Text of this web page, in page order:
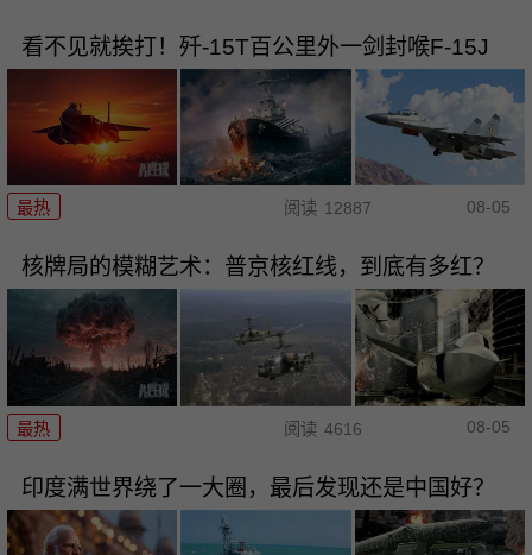
看不见就挨打！歼-15T百公里外一剑封喉F-15J
最热 阅读 12887 08-05
核牌局的模糊艺术：普京核红线，到底有多红？
最热 阅读 4616 08-05
印度满世界绕了一大圈，最后发现还是中国好？